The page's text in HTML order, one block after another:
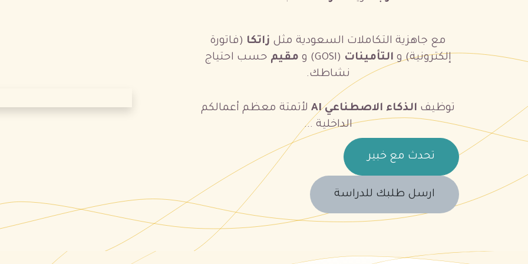
مع جاهزية التكاملات السعودية مثل زاتكا (فاتورة
إلكترونية) و التأمينات (GOSI) و مقيم حسب احتياج
نشاطك.
توظيف الذكاء الاصطناعي AI
لأتمتة معظم أعمالكم
الداخلية ...
تحدث مع خبير
ارسل طلبك للدراسة